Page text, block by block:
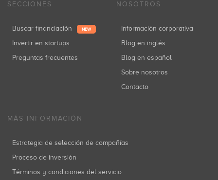
SECCIONES
Buscar financiación NEW
Invertir en startups
Preguntas frecuentes
NOSOTROS
Información corporativa
Blog en inglés
Blog en español
Sobre nosotros
Contacto
MÁS INFORMACIÓN
Estrategia de selección de compañías
Proceso de inversión
Términos y condiciones del servicio